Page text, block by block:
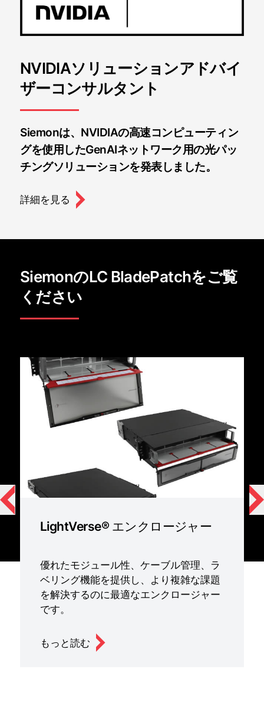
NVIDIAソリューションアドバイ
ザーコンサルタント
Siemonは、NVIDIAの高速コンピューティン
グを使用したGenAIネットワーク用の光パッ
チングソリューションを発表しました。
詳細を見る
SiemonのLC BladePatchをご覧
ください
LightVerse® エンクロージャー
優れたモジュール性、ケーブル管理、ラ
ベリング機能を提供し、より複雑な課題
を解決するのに最適なエンクロージャー
です。
もっと読む
閉じる